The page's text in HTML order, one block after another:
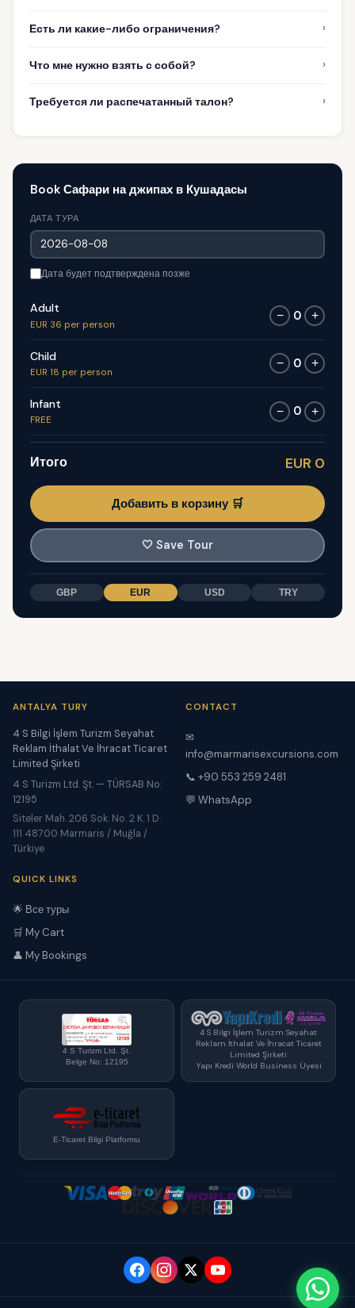
Есть ли какие-либо ограничения? ›
Что мне нужно взять с собой? ›
Требуется ли распечатанный талон? ›
Book Сафари на джипах в Кушадасы
ДАТА ТУРА
Дата будет подтверждена позже
Adult
EUR 36 per person
− 0 +
Child
EUR 18 per person
− 0 +
Infant
FREE
− 0 +
Итого EUR 0
Добавить в корзину 🛒
🤍 Save Tour
GBP EUR USD TRY
ANTALYA TURY
4 S Bilgi İşlem Turizm Seyahat
Reklam İthalat Ve İhracat Ticaret
Limited Şirketi
4 S Turizm Ltd. Şt. — TÜRSAB No:
12195
Siteler Mah. 206 Sok. No. 2 K. 1 D.
111 48700 Marmaris / Muğla /
Türkiye
CONTACT
✉
info@marmarisexcursions.com
📞 +90 553 259 2481
💬 WhatsApp
QUICK LINKS
🌟 Все туры
🛒 My Cart
👤 My Bookings
4 S Turizm Ltd. Şt.
Belge No: 12195
4 S Bilgi İşlem Turizm Seyahat
Reklam İthalat Ve İhracat Ticaret
Limited Şirketi
Yapı Kredi World Business Üyesi
E-Ticaret Bilgi Platformu